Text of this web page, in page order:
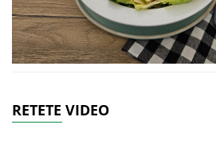
RETETE VIDEO